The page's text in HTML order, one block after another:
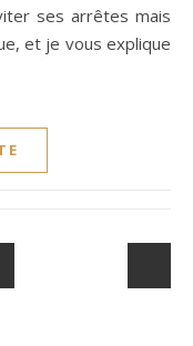
ses arrêtes mais
et je vous explique